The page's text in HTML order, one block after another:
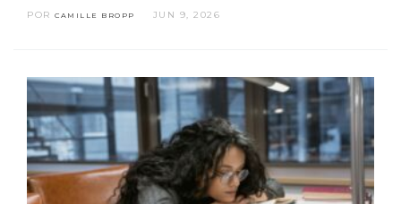
POR CAMILLE BROPP JUN 9, 2026